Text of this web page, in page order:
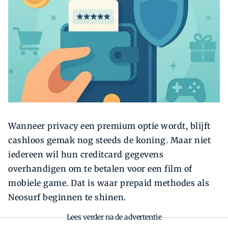
Wanneer privacy een premium optie wordt, blijft
cashloos gemak nog steeds de koning. Maar niet
iedereen wil hun creditcard gegevens
overhandigen om te betalen voor een film of
mobiele game. Dat is waar prepaid methodes als
Neosurf beginnen te shinen.
Lees verder na de advertentie